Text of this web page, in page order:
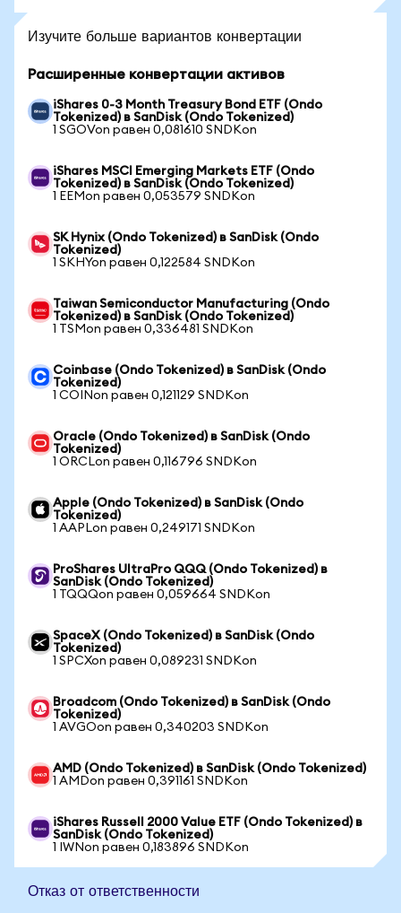
Изучите больше вариантов конвертации
Расширенные конвертации активов
iShares 0-3 Month Treasury Bond ETF (Ondo
Tokenized) в SanDisk (Ondo Tokenized)
1 SGOVon равен 0,081610 SNDKon
iShares MSCI Emerging Markets ETF (Ondo
Tokenized) в SanDisk (Ondo Tokenized)
1 EEMon равен 0,053579 SNDKon
SK Hynix (Ondo Tokenized) в SanDisk (Ondo
Tokenized)
1 SKHYon равен 0,122584 SNDKon
Taiwan Semiconductor Manufacturing (Ondo
Tokenized) в SanDisk (Ondo Tokenized)
1 TSMon равен 0,336481 SNDKon
Coinbase (Ondo Tokenized) в SanDisk (Ondo
Tokenized)
1 COINon равен 0,121129 SNDKon
Oracle (Ondo Tokenized) в SanDisk (Ondo
Tokenized)
1 ORCLon равен 0,116796 SNDKon
Apple (Ondo Tokenized) в SanDisk (Ondo
Tokenized)
1 AAPLon равен 0,249171 SNDKon
ProShares UltraPro QQQ (Ondo Tokenized) в
SanDisk (Ondo Tokenized)
1 TQQQon равен 0,059664 SNDKon
SpaceX (Ondo Tokenized) в SanDisk (Ondo
Tokenized)
1 SPCXon равен 0,089231 SNDKon
Broadcom (Ondo Tokenized) в SanDisk (Ondo
Tokenized)
1 AVGOon равен 0,340203 SNDKon
AMD (Ondo Tokenized) в SanDisk (Ondo Tokenized)
1 AMDon равен 0,391161 SNDKon
iShares Russell 2000 Value ETF (Ondo Tokenized) в
SanDisk (Ondo Tokenized)
1 IWNon равен 0,183896 SNDKon
Отказ от ответственности